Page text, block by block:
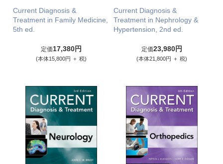
Current Diagnosis &
Treatment in Family Medicine,
5th ed.
定価17,380円
(本体15,800円 ＋ 税)
Current Diagnosis &
Treatment in Nephrology &
Hypertension, 2nd ed.
定価23,980円
(本体21,800円 ＋ 税)